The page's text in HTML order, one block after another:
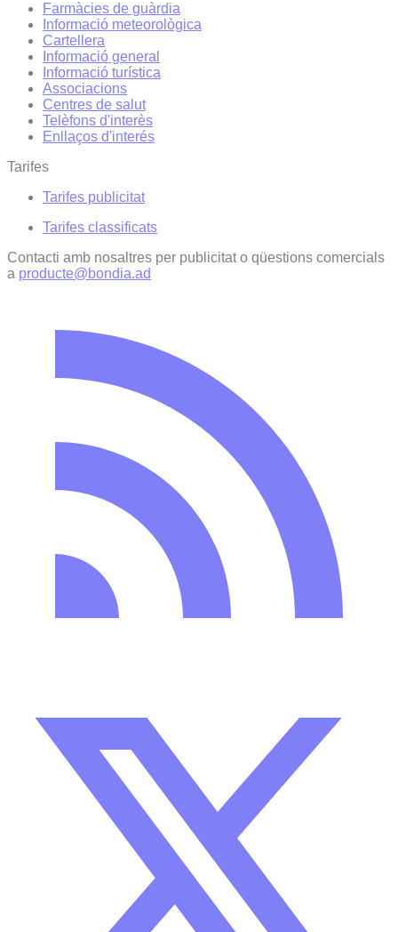
Farmàcies de guàrdia
Informació meteorològica
Cartellera
Informació general
Informació turística
Associacions
Centres de salut
Telèfons d'interès
Enllaços d'interés
Tarifes
Tarifes publicitat
Tarifes classificats
Contacti amb nosaltres per publicitat o qüestions comercials
a producte@bondia.ad